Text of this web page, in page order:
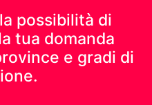
possibilità di
tua domanda
e gradi di